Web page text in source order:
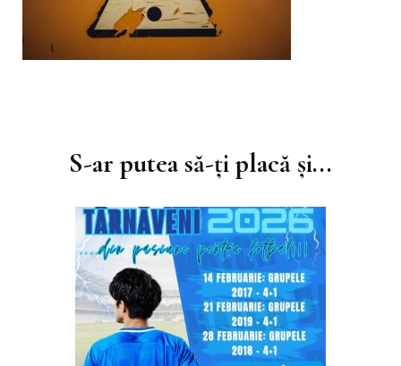
articoleS-ar putea să-ți placă și...